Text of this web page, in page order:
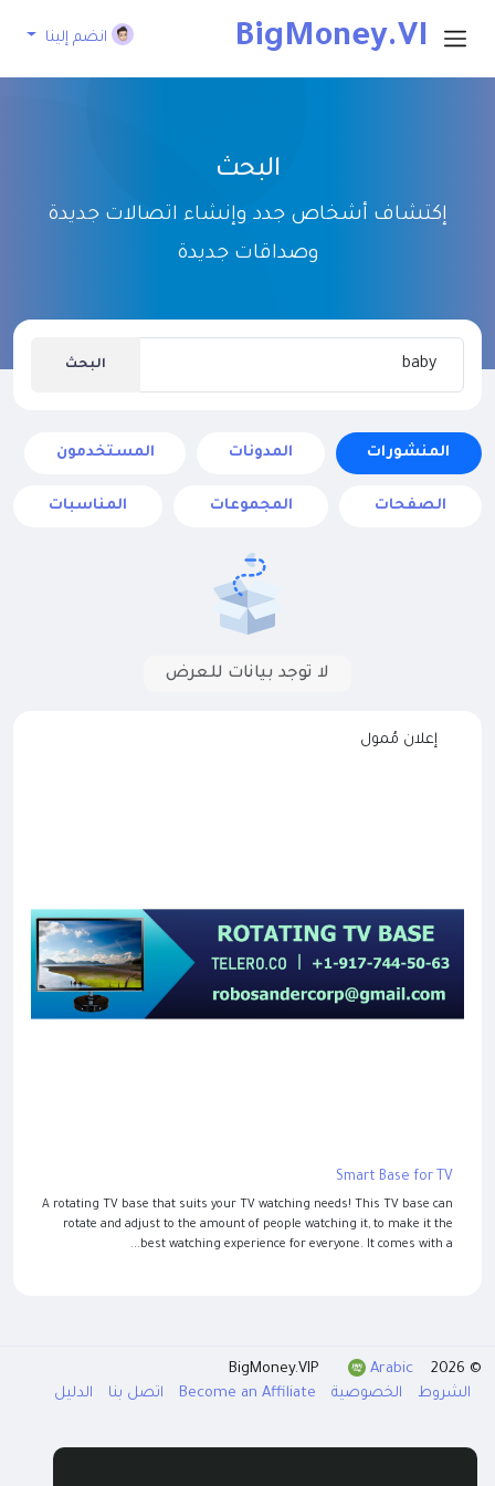
BigMoney.VI انضم إلينا
البحث
إكتشاف أشخاص جدد وإنشاء اتصالات جديدة
وصداقات جديدة
البحث
المنشورات المدونات المستخدمون
الصفحات المجموعات المناسبات
لا توجد بيانات للعرض
إعلان مُمول
Smart Base for TV
A rotating TV base that suits your TV watching needs! This TV base can
rotate and adjust to the amount of people watching it, to make it the
best watching experience for everyone. It comes with a...
© 2026 BigMoney.VIP
Arabic
الشروط
الخصوصية Become an Affiliate اتصل بنا الدليل